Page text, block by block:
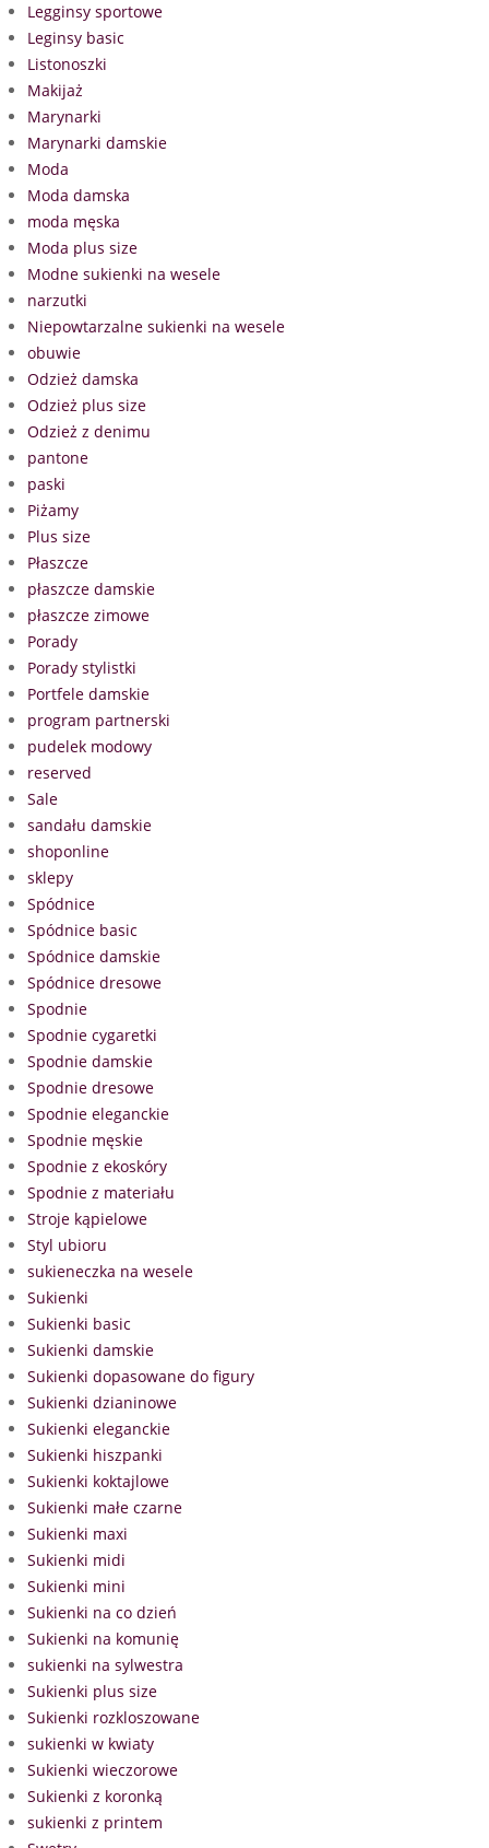
Legginsy sportowe
Leginsy basic
Listonoszki
Makijaż
Marynarki
Marynarki damskie
Moda
Moda damska
moda męska
Moda plus size
Modne sukienki na wesele
narzutki
Niepowtarzalne sukienki na wesele
obuwie
Odzież damska
Odzież plus size
Odzież z denimu
pantone
paski
Piżamy
Plus size
Płaszcze
płaszcze damskie
płaszcze zimowe
Porady
Porady stylistki
Portfele damskie
program partnerski
pudelek modowy
reserved
Sale
sandału damskie
shoponline
sklepy
Spódnice
Spódnice basic
Spódnice damskie
Spódnice dresowe
Spodnie
Spodnie cygaretki
Spodnie damskie
Spodnie dresowe
Spodnie eleganckie
Spodnie męskie
Spodnie z ekoskóry
Spodnie z materiału
Stroje kąpielowe
Styl ubioru
sukieneczka na wesele
Sukienki
Sukienki basic
Sukienki damskie
Sukienki dopasowane do figury
Sukienki dzianinowe
Sukienki eleganckie
Sukienki hiszpanki
Sukienki koktajlowe
Sukienki małe czarne
Sukienki maxi
Sukienki midi
Sukienki mini
Sukienki na co dzień
Sukienki na komunię
sukienki na sylwestra
Sukienki plus size
Sukienki rozkloszowane
sukienki w kwiaty
Sukienki wieczorowe
Sukienki z koronką
sukienki z printem